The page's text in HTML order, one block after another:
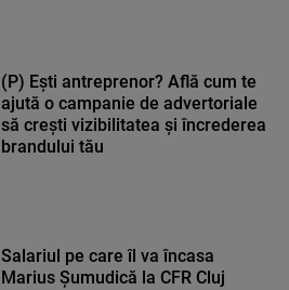
(P) Ești antreprenor? Află cum te
ajută o campanie de advertoriale
să crești vizibilitatea și încrederea
brandului tău
Salariul pe care îl va încasa
Marius Șumudică la CFR Cluj